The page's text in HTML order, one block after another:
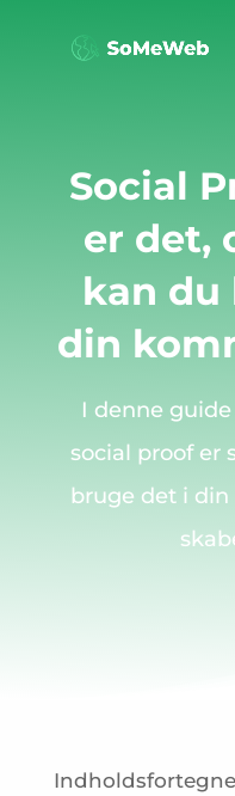
Social
er det,
kan du
din
I denne
social proof er
bruge det i